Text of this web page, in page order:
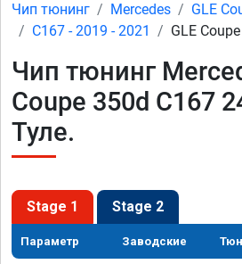
Чип тюнинг Mercedes
GLE
C167 - 2019 - 2021
GLE
Чип тюнинг
Coupe 350d C167
Туле.
Stage 1 Stage 2
Параметр Заводские